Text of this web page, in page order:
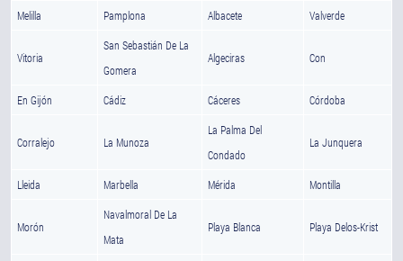
Melilla Pamplona Albacete Valverde
Vitoria
San Sebastián De La
Gomera
Algeciras Con
En Gijón Cádiz Cáceres Córdoba
Corralejo La Munoza
La Palma Del
Condado
La Junquera
Lleida Marbella Mérida Montilla
Morón
Navalmoral De La
Mata
Playa Blanca Playa Delos-Krist